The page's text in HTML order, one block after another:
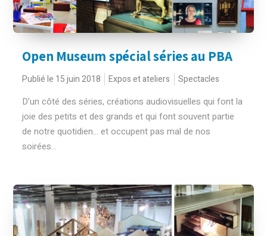
Open Museum spécial séries au PBA
Publié le 15 juin 2018 Expos et ateliers Spectacles
D’un côté des séries, créations audiovisuelles qui font la
joie des petits et des grands et qui font souvent partie
de notre quotidien... et occupent pas mal de nos
soirées...